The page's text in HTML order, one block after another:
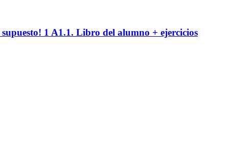
1 A1.1. Libro del alumno + ejercicios